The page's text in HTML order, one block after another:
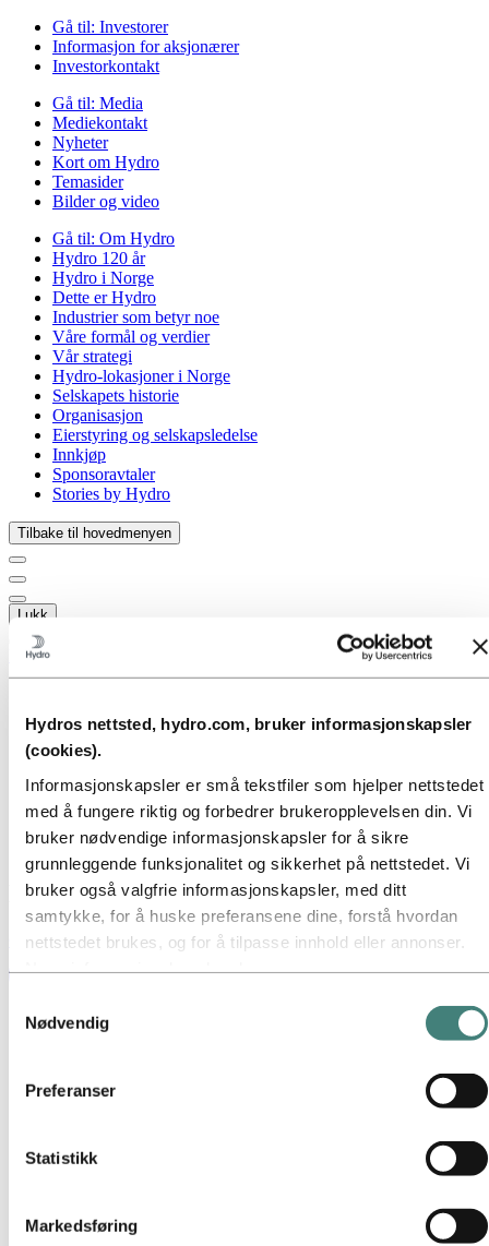
Hydros nettsted, hydro.com, bruker informasjonskapsler
(cookies).
Informasjonskapsler er små tekstfiler som hjelper nettstedet
med å fungere riktig og forbedrer brukeropplevelsen din. Vi
bruker nødvendige informasjonskapsler for å sikre
grunnleggende funksjonalitet og sikkerhet på nettstedet. Vi
bruker også valgfrie informasjonskapsler, med ditt
samtykke, for å huske preferansene dine, forstå hvordan
nettstedet brukes, og for å tilpasse innhold eller annonser.
analyse eller annonsering. Disse tredjepartene kan
nettsted med annen informasjon du har gitt dem, eller som
de har samlet inn gjennom din bruk av deres tjenester.
tredjepartscookie, er databehandler for personopplysningene
gjelder i listen over informasjonskapsler nedenfor.
Nødvendig
Preferanser
Statistikk
Markedsføring
Gå til: Investorer
Informasjon for aksjonærer
Investorkontakt
Gå til: Media
Mediekontakt
Nyheter
Kort om Hydro
Temasider
Bilder og video
Gå til: Om Hydro
Hydro 120 år
Hydro i Norge
Dette er Hydro
Industrier som betyr noe
Våre formål og verdier
Vår strategi
Hydro-lokasjoner i Norge
Selskapets historie
Organisasjon
Eierstyring og selskapsledelse
Innkjøp
Sponsoravtaler
Stories by Hydro
Tilbake til hovedmenyen
Lukk
Media
Nyhetsabonnement
Kort om Hydro
Bilder og video
Media
Nyheter
Nyheter
Globale nyheter Se alle nyheter på vår globale nettside